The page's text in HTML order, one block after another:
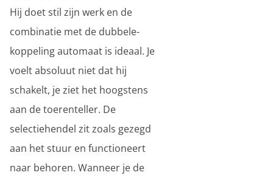
Hij doet stil zijn werk en de
combinatie met de dubbele-
koppeling automaat is ideaal. Je
voelt absoluut niet dat hij
schakelt, je ziet het hoogstens
aan de toerenteller. De
selectiehendel zit zoals gezegd
aan het stuur en functioneert
naar behoren. Wanneer je de